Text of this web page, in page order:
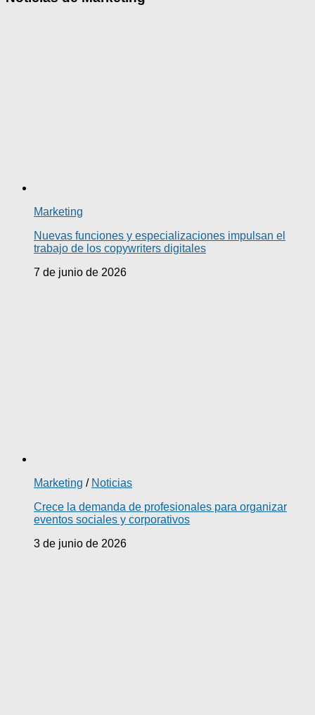
Marketing
Nuevas funciones y especializaciones impulsan el
trabajo de los copywriters digitales
7 de junio de 2026
Marketing / Noticias
Crece la demanda de profesionales para organizar
eventos sociales y corporativos
3 de junio de 2026